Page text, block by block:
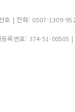
호 | 전화: 0507-1309-
록번호: 374-51-00505 |